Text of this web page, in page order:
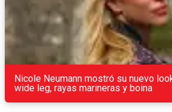
Nicole Neumann mostró su nuevo
wide leg, rayas marineras y boina